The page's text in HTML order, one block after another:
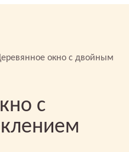
окно с двойным
с